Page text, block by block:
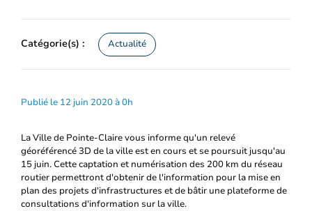
Catégorie(s) : Actualité
Publié le 12 juin 2020 à 0h
La Ville de Pointe-Claire vous informe qu'un relevé
géoréférencé 3D de la ville est en cours et se poursuit jusqu'au
15 juin. Cette captation et numérisation des 200 km du réseau
routier permettront d'obtenir de l'information pour la mise en
plan des projets d'infrastructures et de bâtir une plateforme de
consultations d'information sur la ville.